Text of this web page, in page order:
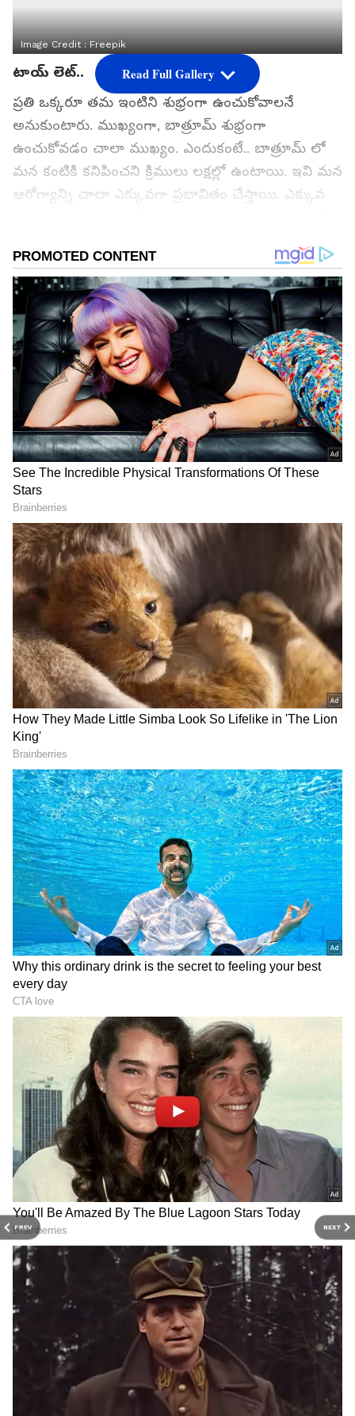
PREV NEXT
Image Credit :Freepik
టాయ్ లెట్..
ప్రతి ఒక్కరూ తమ ఇంటిని శుభ్రంగా ఉంచుకోవాలనే
అనుకుంటారు. ముఖ్యంగా, బాత్రూమ్ శుభ్రంగా
ఉంచుకోవడం చాలా ముఖ్యం. ఎందుకంటే.. బాత్రూమ్ లో
మన కంటికి కనిపించని క్రిములు లక్షల్లో ఉంటాయి. ఇవి మన
ఆరోగ్యాన్ని చాలా ఎక్కువగా ప్రభావితం చేస్తాయి. ఎక్కువ
చెబుతూ ఉంటారు. కానీ... మన ఇంట్లో వేరే ముఖ్యమైన
ప్రదేశాల్లో టాయ్ లెట్ ని మించిన క్రిములు ఉంటాయి అని
మీకు తెలుసా? ఎక్కడెక్కడ క్రిములు ఎక్కువగా ఉండే
అవకాశం ఉందో ఇప్పుడు చూద్దాం...
గూగుల్‌లో ఆసక్తికరమైన సమాచారం కోసం ఏసియానెట్ తెలుగు
ను మీ ఫ్రిఫర్డ్ సోర్స్ గా ఎంచుకోండి
2
5
Image Credit :Getty
వంట గది...
టాయ్ లెట్ లో కంటే.. మన వంట గదిలో క్రిములు ఎక్కువగా
ఉంటాయి అంటే మీరు నమ్మగలరా? మరీ ముఖ్యంగా,
మనం పాత్రలను శుభ్రం చేయడానికి ఉపయోగించే స్పాంజి
క్రిములను నివసించడానికి స్వర్గధామం. ఆ స్పాంజిపై ఉన్న
ఆహార కణాలు, తేమ కారణంగా, బాక్టీరియా లక్షలాది
సంఖ్యలో వచ్చి చేరతాయి. అదే స్పాంజితో మనం పాత్రలను
శుభ్రం చేయడానికి ప్రయత్నిస్తే... ఆ బాక్టీరియా ఆ పాత్రలకు
కూడా అంటుకుంటుంది. ఆ పాత్రల్లో మీరు భోజనం చేస్తే...
అవి మీలోకి ప్రవేశిస్తాయి. దీని వల్ల కడుపులో నొప్పి వంటి
సమస్యలు వచ్చే అవకాశం ఉంది.
Read Full Gallery